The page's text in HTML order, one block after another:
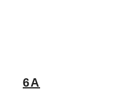
6A